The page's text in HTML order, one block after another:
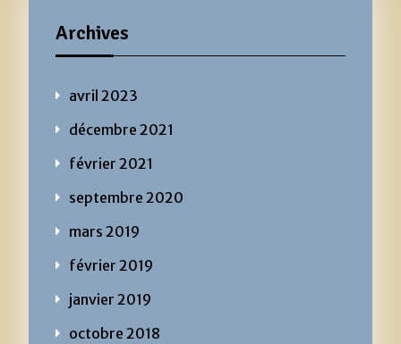
Archives
avril 2023
décembre 2021
février 2021
septembre 2020
mars 2019
février 2019
janvier 2019
octobre 2018